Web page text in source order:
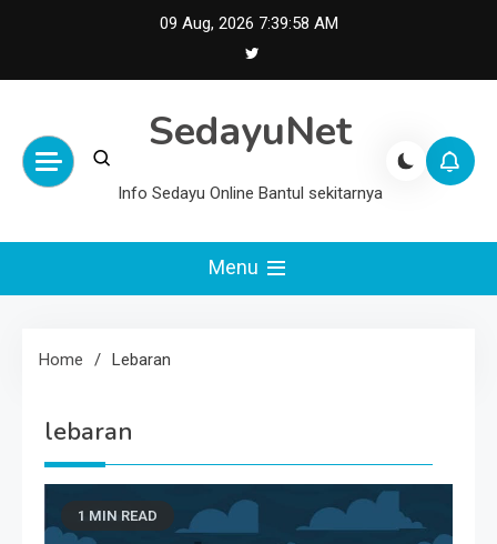
09 Aug, 2026 7:39:58 AM
SedayuNet
Info Sedayu Online Bantul sekitarnya
Menu
Home Lebaran
lebaran
1 MIN READ